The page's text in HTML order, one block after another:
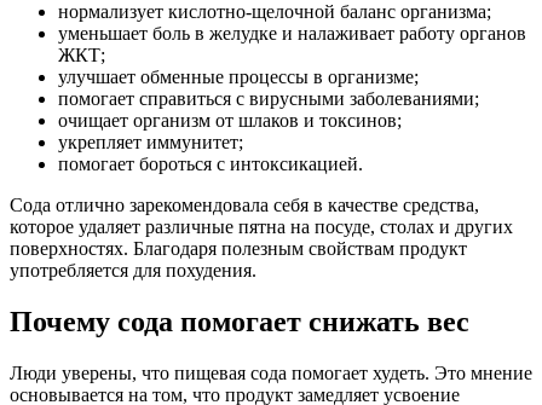
нормализует кислотно-щелочной баланс организма;
уменьшает боль в желудке и налаживает работу органов
ЖКТ;
улучшает обменные процессы в организме;
помогает справиться с вирусными заболеваниями;
очищает организм от шлаков и токсинов;
укрепляет иммунитет;
помогает бороться с интоксикацией.
Сода отлично зарекомендовала себя в качестве средства,
которое удаляет различные пятна на посуде, столах и других
поверхностях. Благодаря полезным свойствам продукт
употребляется для похудения.
Почему сода помогает снижать вес
Люди уверены, что пищевая сода помогает худеть. Это мнение
основывается на том, что продукт замедляет усвоение